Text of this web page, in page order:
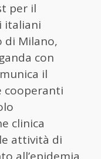
per il
italiani
di Milano,
con
il
cooperanti
clinica
attività di